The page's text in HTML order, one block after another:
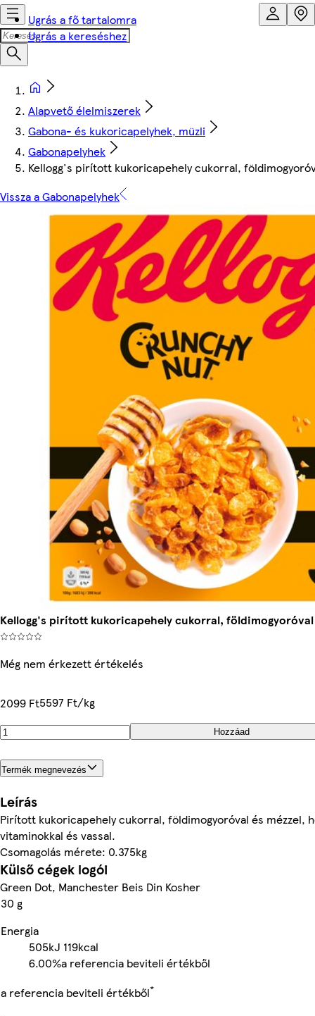
Ugrás a fő tartalomra
Ugrás a kereséshez
Alapvető élelmiszerek
Gabona- és kukoricapelyhek, müzli
Gabonapelyhek
Kellogg's pirított kukoricapehely cukorral,
Vissza a Gabonapelyhek
Kellogg's pirított kukoricapehely cukorral, földimogyoróval
Még nem érkezett értékelés
2099 Ft5597 Ft/kg
Hozzáad
Termék megnevezés
Leírás
Pirított kukoricapehely cukorral, földimogyoróval és mézzel,
vitaminokkal és vassal.
Csomagolás mérete: 0.375kg
Külső cégek logói
Green Dot, Manchester Beis Din Kosher
30 g
Energia
505kJ 119kcal
6.00%a referencia beviteli értékből
a referencia beviteli értékből*